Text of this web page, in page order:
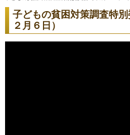
子どもの貧困対策調査特
２月６日）